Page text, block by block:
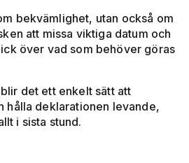
bekvämlighet, utan också om
att missa viktiga datum och
över vad som behöver göras
det ett enkelt sätt att
hålla deklarationen levande,
i sista stund.